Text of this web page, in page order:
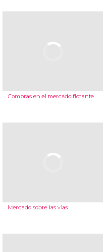
Compras en el mercado flotante
Mercado sobre las vías